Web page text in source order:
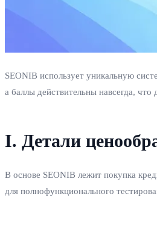
SEONIB использует уникальную
а баллы действительны навсегда,
I. Детали
В основе SEONIB лежит покупка
для полнофункционального